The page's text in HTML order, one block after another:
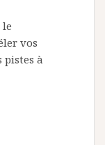
le
vos
pistes à